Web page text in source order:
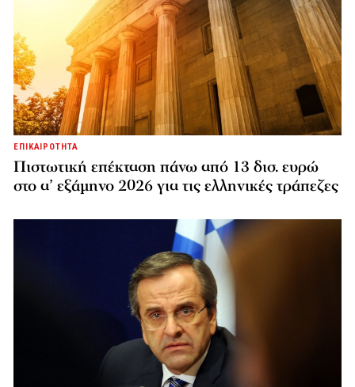
ΕΠΙΚΑΙΡΟΤΗΤΑ
Πιστωτική επέκταση πάνω από 13 δισ. ευρώ
στο α’ εξάμηνο 2026 για τις ελληνικές τράπεζες